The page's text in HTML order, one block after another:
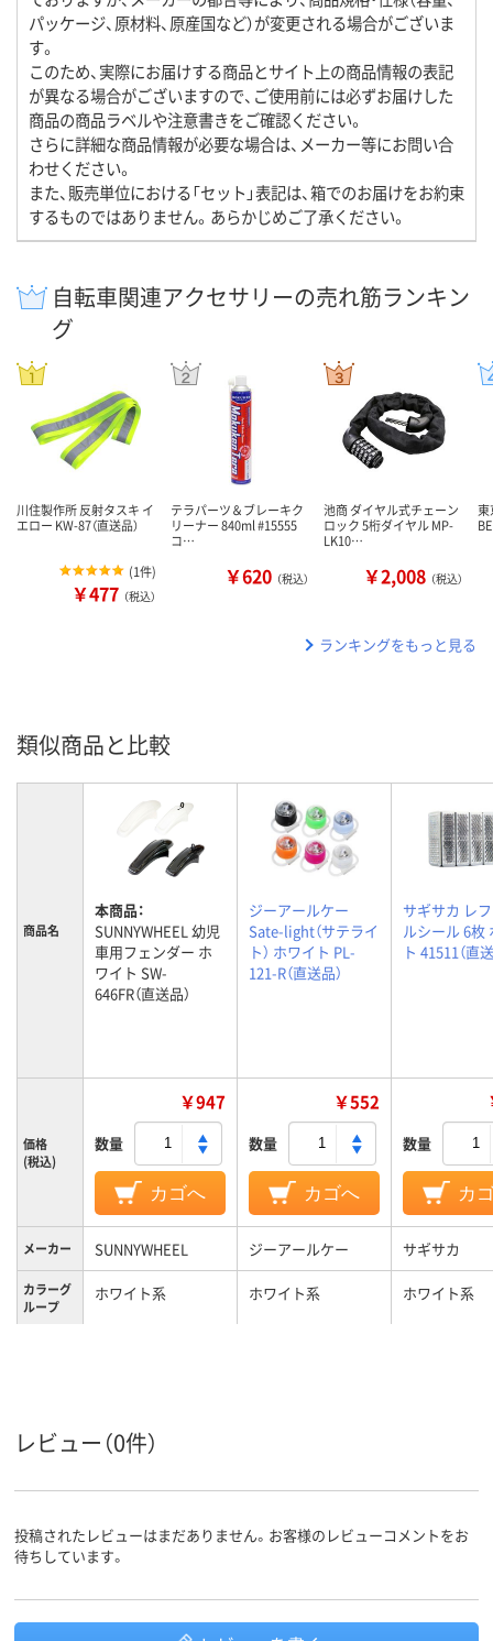
パッケージ、原材料、原産国など）が変更される場合がございま
す。
このため、実際にお届けする商品とサイト上の商品情報の表記
が異なる場合がございますので、ご使用前には必ずお届けした
商品の商品ラベルや注意書きをご確認ください。
さらに詳細な商品情報が必要な場合は、メーカー等にお問い合
わせください。
また、販売単位における「セット」表記は、箱でのお届けをお約束
するものではありません。あらかじめご了承ください。
自転車関連アクセサリーの売れ筋ランキン
グ
川住製作所 反射タスキ イ
エロー KW-87（直送品）
(1件)
￥477 （税込）
テラパーツ＆ブレーキク
リーナー 840ml #15555
コ…
￥620 （税込）
池商 ダイヤル式チェーン
ロック 5桁ダイヤル MP-
LK10…
￥2,008 （税込）
東
ランキングをもっと見る
類似商品と比較
商品名
本商品：
SUNNYWHEEL 幼児
車用フェンダー ホ
ワイト SW-
646FR（直送品）
ジーアールケー
Sate-light（サテライ
ト） ホワイト PL-
121-R（直送品）
サギサカ レ
ルシール 6枚
ト 41511（直
価格
(税込)
￥947
数量
カゴへ
￥552
数量
カゴへ
数量
カ
メーカー SUNNYWHEEL ジーアールケー サギサカ
カラーグ
ループ
ホワイト系 ホワイト系 ホワイト系
レビュー（0件）
投稿されたレビューはまだありません。お客様のレビューコメントをお
待ちしています。